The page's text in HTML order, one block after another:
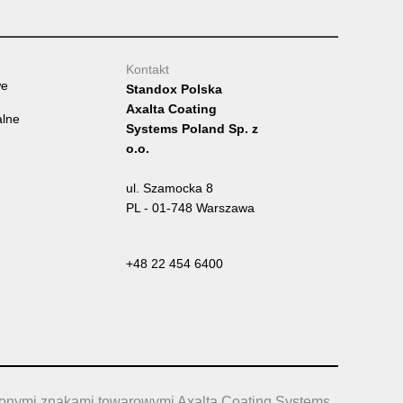
Kontakt
Standox Polska
Axalta Coating
Systems Poland Sp. z
o.o.
ul. Szamocka 8
PL - 01-748 Warszawa
+48 22 454 6400